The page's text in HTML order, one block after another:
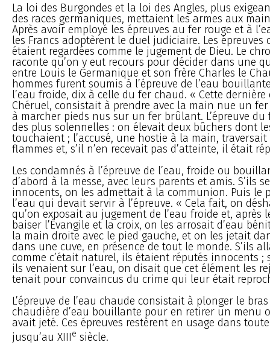
La loi des Burgondes et la loi des Angles, plus
des races germaniques, mettaient les armes aux
Après avoir employé les épreuves au fer rouge et à
les Francs adoptèrent le duel judiciaire. Les épreuves
étaient regardées comme le jugement de Dieu. Le
raconte qu’on y eut recours pour décider dans une
entre Louis le Germanique et son frère Charles le
hommes furent soumis à l’épreuve de l’eau
l’eau froide, dix à celle du fer chaud. « Cette dernière
Chéruel, consistait à prendre avec la main nue un
à marcher pieds nus sur un fer brûlant. L’épreuve
des plus solennelles : on élevait deux bûchers dont
touchaient ; l’accusé, une hostie à la main,
flammes et, s’il n’en recevait pas d’atteinte, il était
Les condamnés à l’épreuve de l’eau, froide ou
d’abord à la messe, avec leurs parents et amis. S’ils
innocents, on les admettait à la communion. Puis le
l’eau qui devait servir à l’épreuve. « Cela fait, on
qu’on exposait au jugement de l’eau froide et, après
baiser l’Évangile et la croix, on les arrosait d’eau
la main droite avec le pied gauche, et on les jetait
dans une cuve, en présence de tout le monde. S’ils
comme c’était naturel, ils étaient réputés innocents ;
ils venaient sur l’eau, on disait que cet élément les
tenait pour convaincus du crime qui leur était
L’épreuve de l’eau chaude consistait à plonger le
chaudière d’eau bouillante pour en retirer un menu
avait jeté. Ces épreuves restèrent en usage dans toute
jusqu’au XIIIe siècle.